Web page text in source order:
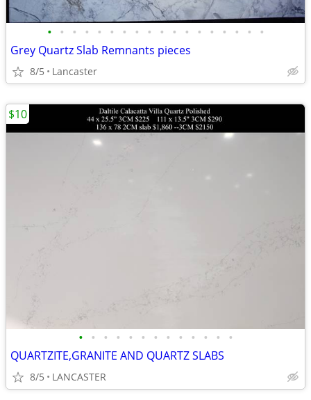
• • • • • • • • • • • • • • • • • •
Grey Quartz Slab Remnants pieces
8/5 Lancaster
• • • • • • • • • • • • •
QUARTZITE,GRANITE AND QUARTZ SLABS
8/5 LANCASTER
$10